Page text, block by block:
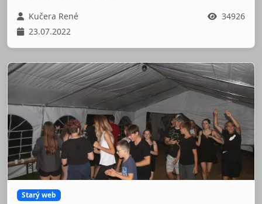
Kučera René
34926
23.07.2022
Starý web